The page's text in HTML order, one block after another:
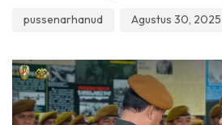
pussenarhanud Agustus 30, 2025